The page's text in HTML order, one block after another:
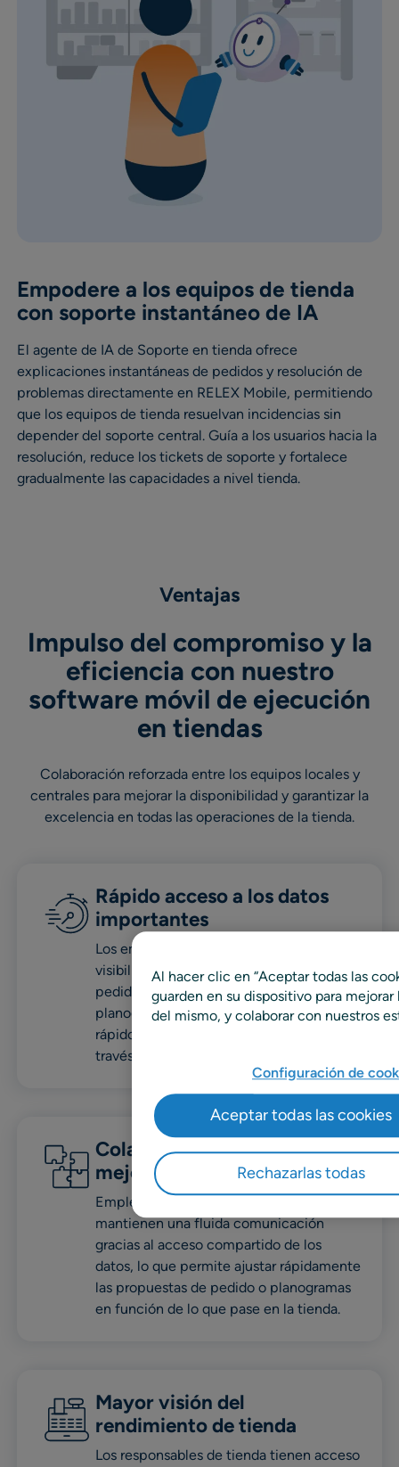
Empodere a los equipos de tienda
con soporte instantáneo de IA
El agente de IA de Soporte en tienda ofrece
explicaciones instantáneas de pedidos y resolución de
problemas directamente en RELEX Mobile, permitiendo
que los equipos de tienda resuelvan incidencias sin
depender del soporte central. Guía a los usuarios hacia la
resolución, reduce los tickets de soporte y fortalece
gradualmente las capacidades a nivel tienda.
Ventajas
Impulso del compromiso y la
eficiencia con nuestro
software móvil de ejecución
en tiendas
Colaboración reforzada entre los equipos locales y
centrales para mejorar la disponibilidad y garantizar la
excelencia en todas las operaciones de la tienda.
Rápido acceso a los datos
importantes
Los empleados de tienda tienen una
visibilidad total de los procesos de
pedidos, entregas entrantes, desarrollo de
planogramas, etc., gracias al acceso
rápido y sencillo a vistas y paneles a
través de dispositivos móviles.
Colaboración entre equipos
mejorada
Empleados de tienda y equipos centrales
mantienen una fluida comunicación
gracias al acceso compartido de los
datos, lo que permite ajustar rápidamente
las propuestas de pedido o planogramas
en función de lo que pase en la tienda.
Mayor visión del
rendimiento de tienda
Los responsables de tienda tienen acceso
Al hacer clic en “Aceptar todas las
guarden en su dispositivo para
del mismo, y colaborar con nuestros
Configuración de
Rechazarlas todas
Aceptar todas las cookies